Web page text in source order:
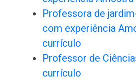
Professora de
com experiência
currículo
Professor de
currículo